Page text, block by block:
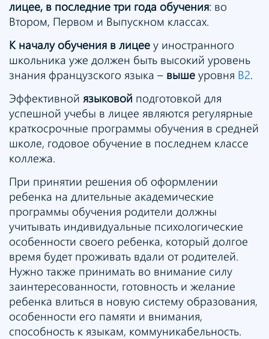
лицее, в последние три года обучения: во
Втором, Первом и Выпускном классах.
К началу обучения в лицее у иностранного
школьника уже должен быть высокий уровень
знания французского языка – выше уровня B2.
Эффективной языковой подготовкой для
успешной учебы в лицее являются регулярные
краткосрочные программы обучения в средней
школе, годовое обучение в последнем классе
коллежа.
При принятии решения об оформлении
ребенка на длительные академические
программы обучения родители должны
учитывать индивидуальные психологические
особенности своего ребенка, который долгое
время будет проживать вдали от родителей.
Нужно также принимать во внимание силу
заинтересованности, готовность и желание
ребенка влиться в новую систему образования,
особенности его памяти и внимания,
способность к языкам, коммуникабельность.